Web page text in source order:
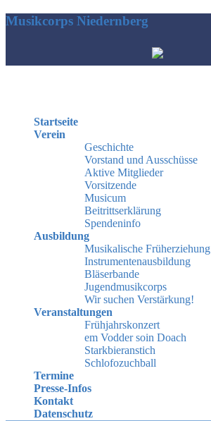
Musikcorps Niedernberg
Startseite
Verein
Geschichte
Vorstand und Ausschüsse
Aktive Mitglieder
Vorsitzende
Musicum
Beitrittserklärung
Spendeninfo
Ausbildung
Musikalische Früherziehung
Instrumentenausbildung
Bläserbande
Jugendmusikcorps
Wir suchen Verstärkung!
Veranstaltungen
Frühjahrskonzert
em Vodder soin Doach
Starkbieranstich
Schlofozuchball
Termine
Presse-Infos
Kontakt
Datenschutz